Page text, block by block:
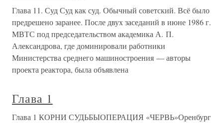
Глава 11. Суд Суд как суд. Обычный советский. Всё было
предрешено заранее. После двух заседаний в июне 1986 г.
МВТС под председательством академика А. П.
Александрова, где доминировали работники
Министерства среднего машиностроения — авторы
проекта реактора, была объявлена
Глава 1
Глава 1 КОРНИ СУДЬБЫОПЕРАЦИЯ «ЧЕРВЬ»Оренбург